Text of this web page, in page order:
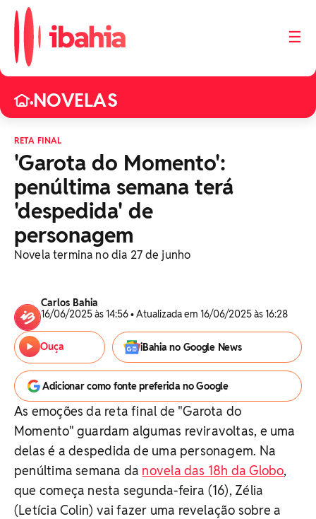
☰
•NOVELAS
RETA FINAL
'Garota do Momento':
penúltima semana terá
'despedida' de
personagem
Novela termina no dia 27 de junho
Carlos Bahia
16/06/2025 às 14:56 • Atualizada em 16/06/2025 às 16:28
Ouça iBahia no Google News
Adicionar como fonte preferida no Google
As emoções da reta final de "Garota do
Momento" guardam algumas reviravoltas, e uma
delas é a despedida de uma personagem. Na
penúltima semana da novela das 18h da Globo,
que começa nesta segunda-feira (16), Zélia
(Letícia Colin) vai fazer uma revelação sobre a